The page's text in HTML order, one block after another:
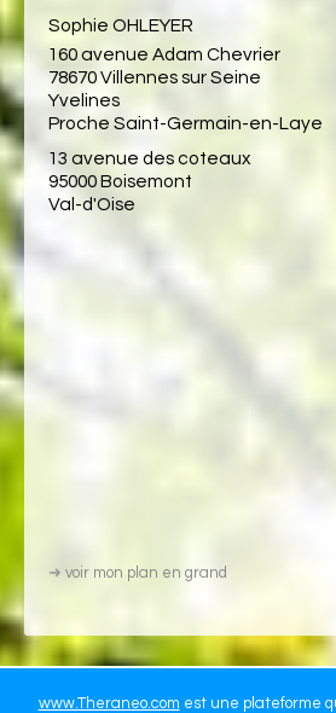
www.Theraneo.com est une plateforme
Sophie OHLEYER
160 avenue Adam Chevrier
78670 Villennes sur Seine
Yvelines
Proche Saint-Germain-en-Laye
13 avenue des coteaux
95000 Boisemont
Val-d'Oise
➜ voir mon plan en grand